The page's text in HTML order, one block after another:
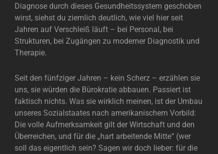
Diagnose durch dieses Gesundheitssystem geschoben
wirst, siehst du ziemlich deutlich, wie viel hier seit
Jahren auf Verschleiß läuft – bei Personal, bei
Strukturen, bei Zugängen zu moderner Diagnostik und
Therapie.
Seit den fünfziger Jahren – kein Scherz – erzählen sie
uns, sie würden die Bürokratie abbauen. Passiert ist
faktisch nichts. Was sie wirklich meinen, ist der Umbau
unseres Sozialstaates nach amerikanischem Vorbild:
Die volle Aufmerksamkeit gilt der Wirtschaft und den
Überreichen, und für die „hart arbeitende Mitte“ (wer
soll das eigentlich sein? Sagen wir doch lieber: für die